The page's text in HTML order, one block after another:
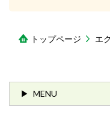
トップページ エ
MENU